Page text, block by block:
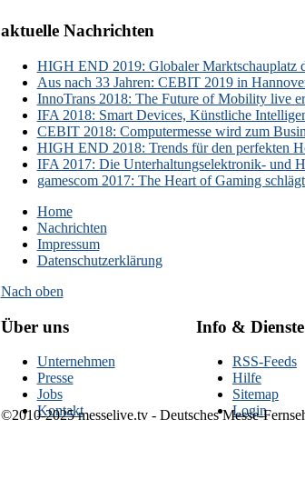
aktuelle Nachrichten
HIGH END 2019: Globaler Marktschauplatz
Aus nach 33 Jahren: CEBIT 2019 in
InnoTrans 2018: The Future of Mobility live
IFA 2018: Smart Devices, Künstliche
CEBIT 2018: Computermesse wird zum
HIGH END 2018: Trends für den perfekten
IFA 2017: Die Unterhaltungselektronik- und
gamescom 2017: The Heart of Gaming
Home
Nachrichten
Impressum
Datenschutzerklärung
Nach oben
Über uns
Unternehmen
Presse
Jobs
Kontakt
Info & Dienste
RSS-Feeds
Hilfe
Sitemap
Login
©2010-2025 messelive.tv - Deutsches Messe-